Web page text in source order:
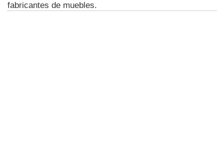
fabricantes de muebles.